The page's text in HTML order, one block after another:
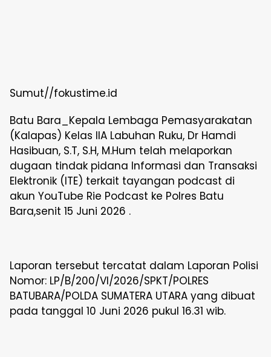
Sumut//fokustime.id
Batu Bara_Kepala Lembaga Pemasyarakatan
(Kalapas) Kelas IIA Labuhan Ruku, Dr Hamdi
Hasibuan, S.T, S.H, M.Hum telah melaporkan
dugaan tindak pidana Informasi dan Transaksi
Elektronik (ITE) terkait tayangan podcast di
akun YouTube Rie Podcast ke Polres Batu
Bara,senit 15 Juni 2026 .
Laporan tersebut tercatat dalam Laporan Polisi
Nomor: LP/B/200/VI/2026/SPKT/POLRES
BATUBARA/POLDA SUMATERA UTARA yang dibuat
pada tanggal 10 Juni 2026 pukul 16.31 wib.